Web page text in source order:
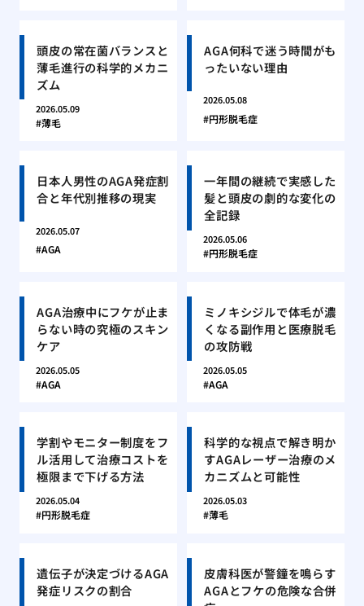
頭皮の常在菌バランスと
薄毛進行の科学的メカニ
ズム
2026.05.09
薄毛
AGA何科で迷う時間がも
ったいない理由
2026.05.08
円形脱毛症
日本人男性のAGA発症割
合と年代別推移の現実
2026.05.07
AGA
一年間の継続で実感した
髪と頭皮の劇的な変化の
全記録
2026.05.06
円形脱毛症
AGA治療中にフケが止ま
らない時の究極のスキン
ケア
2026.05.05
AGA
ミノキシジルで体毛が濃
くなる副作用と医療脱毛
の攻防戦
2026.05.05
AGA
学割やモニター制度をフ
ル活用して治療コストを
極限まで下げる方法
2026.05.04
円形脱毛症
科学的な視点で解き明か
すAGAレーザー治療のメ
カニズムと可能性
2026.05.03
薄毛
遺伝子が決定づけるAGA
発症リスクの割合
皮膚科医が警鐘を鳴らす
AGAとフケの危険な合併